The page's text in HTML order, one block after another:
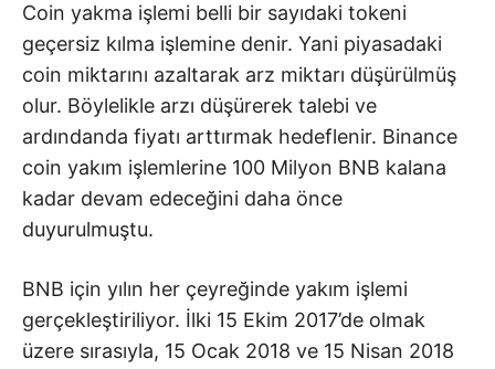
Coin yakma işlemi belli bir sayıdaki tokeni
geçersiz kılma işlemine denir. Yani piyasadaki
coin miktarını azaltarak arz miktarı düşürülmüş
olur. Böylelikle arzı düşürerek talebi ve
ardındanda fiyatı arttırmak hedeflenir. Binance
coin yakım işlemlerine 100 Milyon BNB kalana
kadar devam edeceğini daha önce
duyurulmuştu.
BNB için yılın her çeyreğinde yakım işlemi
gerçekleştiriliyor. İlki 15 Ekim 2017’de olmak
üzere sırasıyla, 15 Ocak 2018 ve 15 Nisan 2018